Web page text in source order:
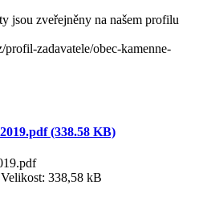
jsou zveřejněny na našem profilu
zadavatele/obec-kamenne-
(338.58 KB)
338,58 kB